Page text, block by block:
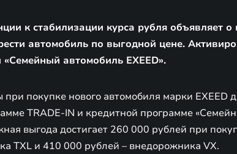
к стабилизации курса рубля объявляет
автомобиль по выгодной цене.
автомобиль EXEED».
покупке нового автомобиля марки EXEED
TRADE-IN и кредитной программе
выгода достигает 260 000 рублей при
TXL и 410 000 рублей – внедорожника VX.